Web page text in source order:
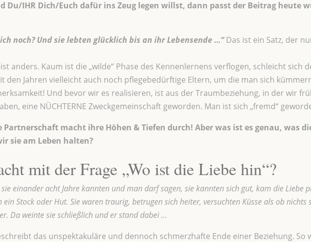
Du/IHR Dich/Euch dafür ins Zeug legen willst, dann passt der Beitrag heute
noch? Und sie lebten glücklich bis an ihr Lebensende …“ Das ist ein Satz, der
anders. Kaum ist die „wilde“ Phase des Kennenlernens verflogen, schleicht sich
den Jahren vielleicht auch noch pflegebedürftige Eltern, um die man sich
Und bevor wir es realisieren, ist aus der Traumbeziehung, in der wir
eine NÜCHTERNE Zweckgemeinschaft geworden. Man ist sich „fremd“
Partnerschaft macht ihre Höhen & Tiefen durch! Aber was ist es genau, was
sie am Leben halten?
mit der Frage „Wo ist die Liebe hin“?
sie einander acht Jahre kannten und man darf sagen, sie kannten sich gut, kam die Liebe
ein Stockoder Hut. Sie waren traurig, betrugen sich heiter, versuchten Küsse als ob nichts
Da weinte sie schließlich und er stand dabei …
das unspektakuläre und dennoch schmerzhafte Ende einer Beziehung. So